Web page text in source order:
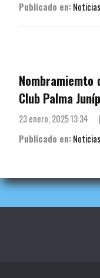
Publicado en:Noticias
Club Palma
23 enero, 2025 13:34 |
Publicado en:Noticias